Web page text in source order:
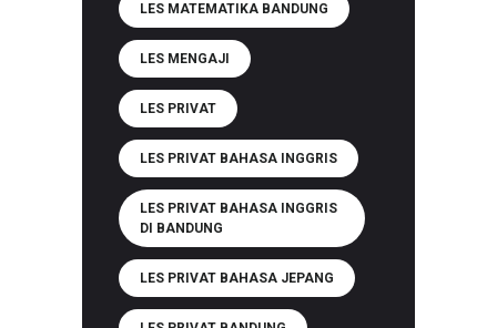
LES MATEMATIKA BANDUNG
LES MENGAJI
LES PRIVAT
LES PRIVAT BAHASA INGGRIS
LES PRIVAT BAHASA INGGRIS
DI BANDUNG
LES PRIVAT BAHASA JEPANG